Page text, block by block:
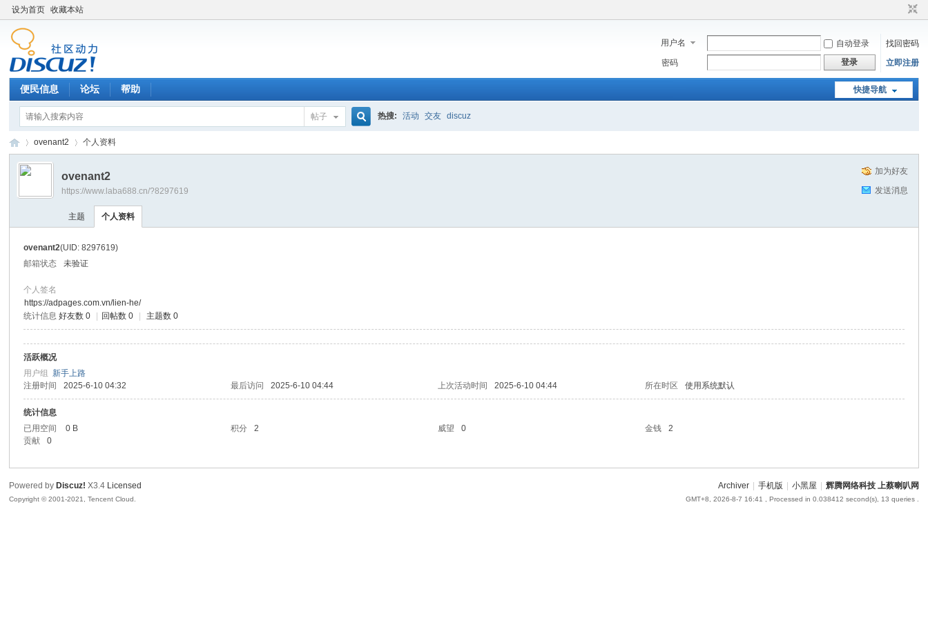
设为首页 收藏本站
用户名 自动登录
找回密码
密码
登录 立即注册
快捷导航
便民信息 论坛 帮助
帖子 热搜: 活动 交友 discuz
›
ovenant2 个人资料
加为好友
发送消息
ovenant2
https://www.laba688.cn/?8297619
主题 个人资料
ovenant2(UID: 8297619)
邮箱状态
未验证
个人签名
https://adpages.com.vn/lien-he/
统计信息 好友数 0 回帖数 0 主题数 0
活跃概况
用户组新手上路
注册时间
2025-6-10 04:32 最后访问 2025-6-10 04:44 上次活动时间 2025-6-10 04:44 所在时区 使用系统默认
统计信息
已用空间
0 B 积分 2 威望 0 金钱
2
贡献
0
Archiver 手机版 小黑屋 辉腾网络科技 上蔡喇叭网
GMT+8, 2026-8-7 16:41 , Processed in 0.038412 second(s), 13 queries .
Powered by Discuz! X3.4 Licensed
Copyright © 2001-2021, Tencent Cloud.